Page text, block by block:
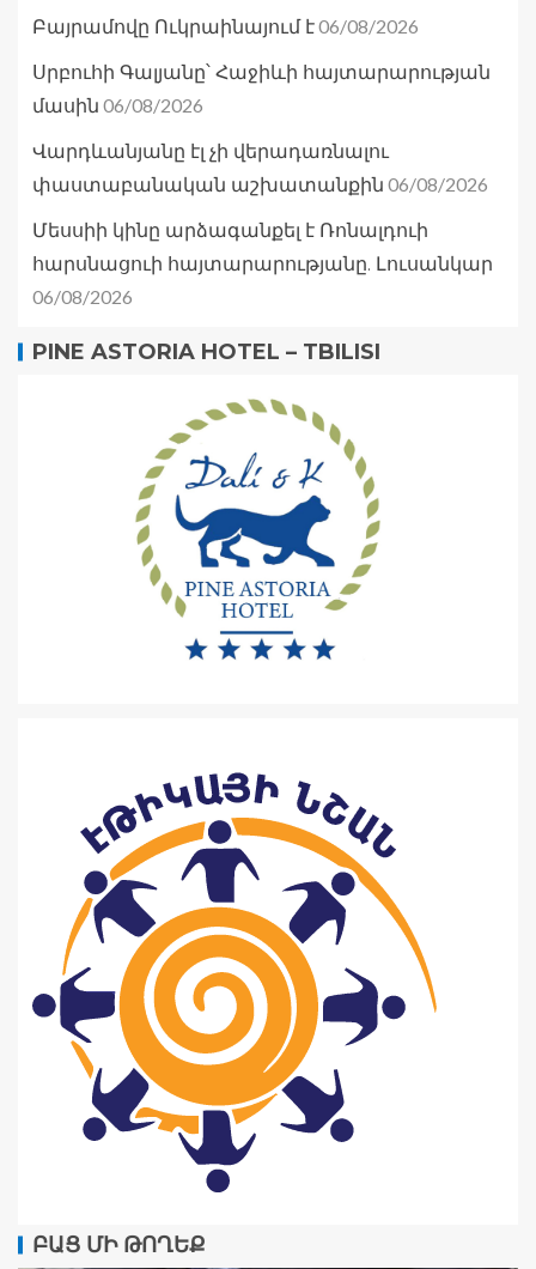
Բայրամովը Ուկրաինայում է06/08/2026
Սրբուհի Գալյանը՝ Հաջիևի հայտարարության
մասին 06/08/2026
Վարդևանյանը էլ չի վերադառնալու
փաստաբանական աշխատանքին 06/08/2026
Մեսսիի կինը արձագանքել է Ռոնալդուի
հարսնացուի հայտարարությանը. Լուսանկար
06/08/2026
PINE ASTORIA HOTEL – TBILISI
ԲԱՑ ՄԻ ԹՈՂԵՔ